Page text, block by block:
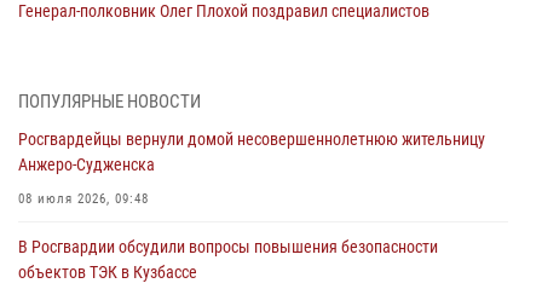
Генерал-полковник Олег Плохой поздравил специалистов
07 августа 2026, 05:32
С 1 сентября 2026 года вступает в силу новый федеральный закон о
частной охранной деятельности
06 августа 2026, 10:19
Росгвардейцы задержали предполагаемого виновника причинения
ножевого ранения кемеровчанину
ПОПУЛЯРНЫЕ НОВОСТИ
Росгвардейцы вернули домой несовершеннолетнюю жительницу
Анжеро-Судженска
08 июля 2026, 09:48
В Росгвардии обсудили вопросы повышения безопасности
объектов ТЭК в Кузбассе